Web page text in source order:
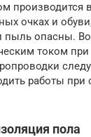
производится
очках и
пыль опасны.
током
работы при
пола